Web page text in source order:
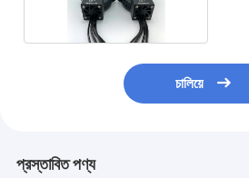
চালিয়ে
প্রস্তাবিত পণ্য